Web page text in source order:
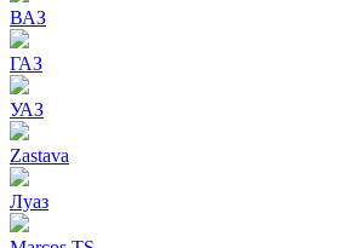
ВАЗ
ГАЗ
УАЗ
Zastava
Луаз